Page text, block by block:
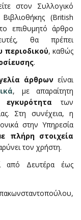
στον Συλλογικό
(British
επιθυμητό άρθρο
θα πρέπει
περιοδικού, καθώς
.
άρθρων είναι
, με απαραίτητη
των
Στη συνέχεια, η
στην Υπηρεσία
πλήρη στοιχεία
τον χρήστη.
από Δευτέρα έως